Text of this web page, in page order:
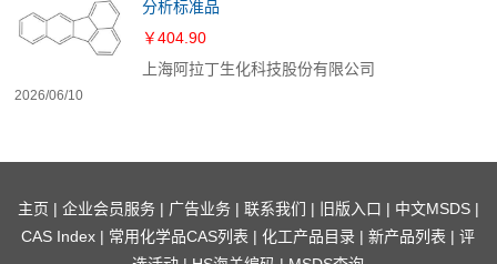
分析标准品
￥404.90
上海阿拉丁生化科技股份有限公司
2026/06/10
主页 | 企业会员服务| 广告业务| 联系我们 | 旧版入口 | 中文MSDS|
CAS Index | 常用化学品CAS列表 |化工产品目录 |新产品列表 |评